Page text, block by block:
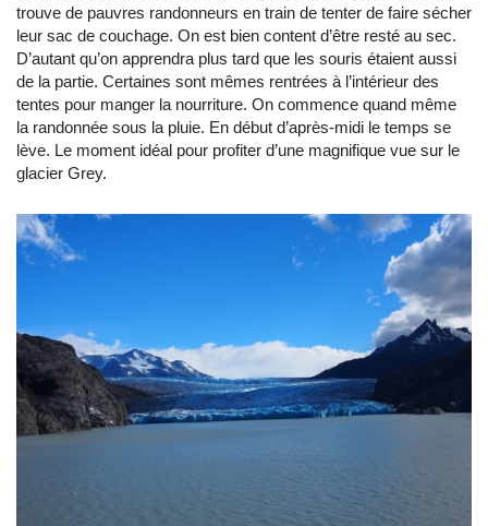
trouve de pauvres randonneurs en train de tenter de faire sécher
leur sac de couchage. On est bien content d’être resté au sec.
D’autant qu’on apprendra plus tard que les souris étaient aussi
de la partie. Certaines sont mêmes rentrées à l’intérieur des
tentes pour manger la nourriture. On commence quand même
la randonnée sous la pluie. En début d’après-midi le temps se
lève. Le moment idéal pour profiter d’une magnifique vue sur le
glacier Grey.